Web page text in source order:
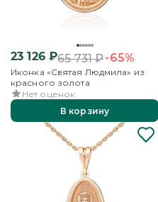
23 126₽65 731₽-65%
Иконка «Святая Людмила» из
красного золота
Нет оценок
В корзину